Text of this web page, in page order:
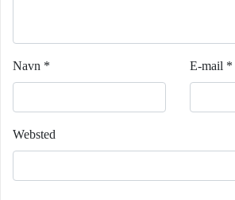
Navn * E-mail *
Websted